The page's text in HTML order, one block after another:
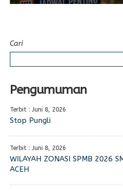
Cari
Pengumuman
Terbit : Juni 8, 2026
Stop Pungli
Terbit : Juni 8, 2026
WILAYAH ZONASI SPMB 2026
ACEH